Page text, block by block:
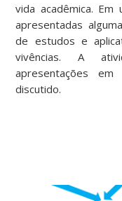
vida acadêmica.
apresentadas
de estudos e
vivências. A
apresentações
discutido.